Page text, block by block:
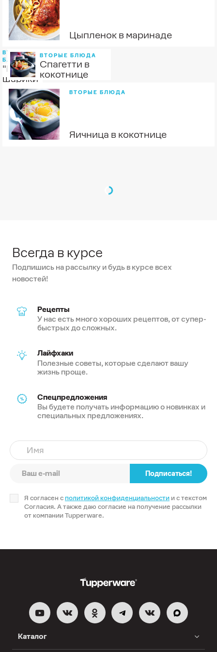
Цыпленок в маринаде
ВТОРЫЕ
БЛЮДА
"Мясные
шарики"
томатах
ВТОРЫЕ БЛЮДА
Спагетти в
кокотнице
ВТОРЫЕ БЛЮДА
Яичница в кокотнице
Всегда в курсе
Подпишись на рассылку и будь в курсе всех
новостей!
Рецепты
У нас есть много хороших рецептов, от супер-
быстрых до сложных.
Лайфхаки
Полезные советы, которые сделают вашу
жизнь проще.
Спецпредложения
Вы будете получать информацию о новинках и
специальных предложениях.
Имя
Подписаться!
Я согласен с политикой конфиденциальности и с текстом
Согласия. А также даю согласие на получение рассылки
от компании Tupperware.
Каталог